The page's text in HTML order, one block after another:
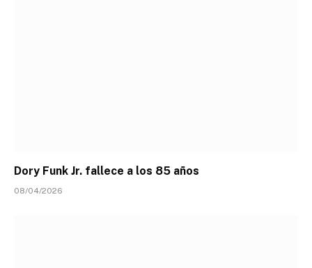
Dory Funk Jr. fallece a los 85 años
08/04/2026